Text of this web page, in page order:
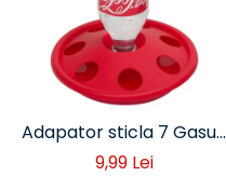
Adapator sticla 7 Gasuri
0.5-1 L
9,99 Lei